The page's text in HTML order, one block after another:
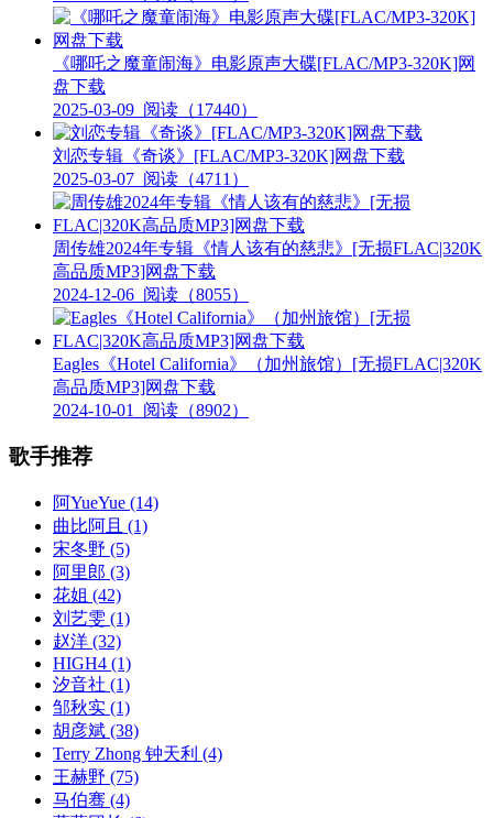
《哪吒之魔童闹海》电影原声大碟[FLAC/MP3-320K]网
盘下载
2025-03-09 阅读（17440）
刘恋专辑《奇谈》[FLAC/MP3-320K]网盘下载
2025-03-07 阅读（4711）
周传雄2024年专辑《情人该有的慈悲》[无损FLAC|320K
高品质MP3]网盘下载
2024-12-06 阅读（8055）
Eagles《Hotel California》（加州旅馆）[无损FLAC|320K
高品质MP3]网盘下载
2024-10-01
阅读（8902）
歌手推荐
阿YueYue (14)
曲比阿且 (1)
宋冬野 (5)
阿里郎 (3)
花姐 (42)
刘艺雯 (1)
赵洋 (32)
HIGH4 (1)
汐音社 (1)
邹秋实 (1)
胡彦斌 (38)
Terry Zhong 钟天利 (4)
王赫野 (75)
马伯骞 (4)